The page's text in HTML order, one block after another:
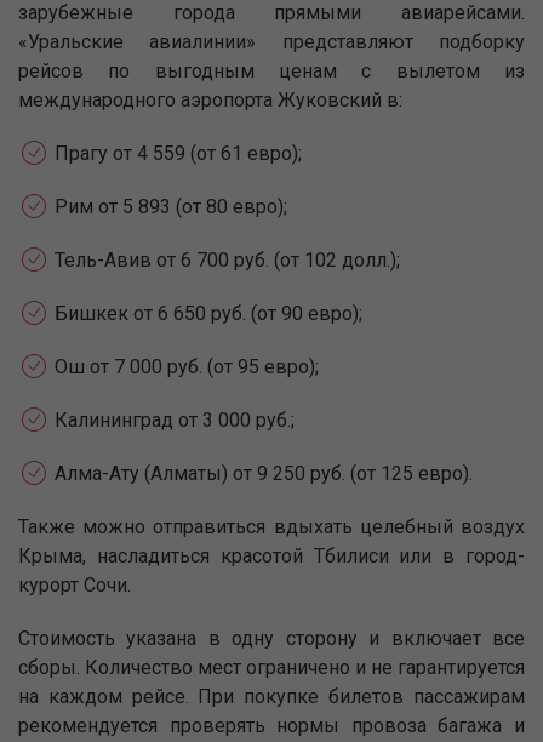
зарубежные города прямыми авиарейсами.
«Уральские авиалинии» представляют подборку
рейсов по выгодным ценам с вылетом из
международного аэропорта Жуковский в:
Прагу от 4 559 (от 61 евро);
Рим от 5 893 (от 80 евро);
Тель-Авив от 6 700 руб. (от 102 долл.);
Бишкек от 6 650 руб. (от 90 евро);
Ош от 7 000 руб. (от 95 евро);
Калининград от 3 000 руб.;
Алма-Ату (Алматы) от 9 250 руб. (от 125 евро).
Также можно отправиться вдыхать целебный воздух
Крыма, насладиться красотой Тбилиси или в город-
курорт Сочи.
Стоимость указана в одну сторону и включает все
сборы. Количество мест ограничено и не гарантируется
на каждом рейсе. При покупке билетов пассажирам
рекомендуется проверять нормы провоза багажа и